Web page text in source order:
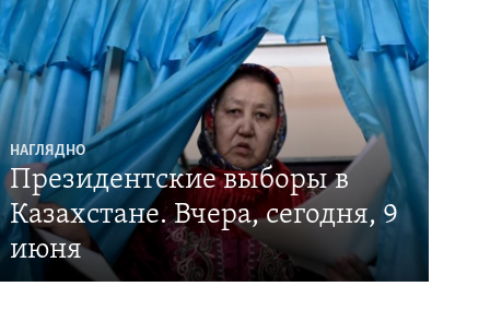
НАГЛЯДНО
Президентские выборы в
Казахстане. Вчера, сегодня, 9
июня